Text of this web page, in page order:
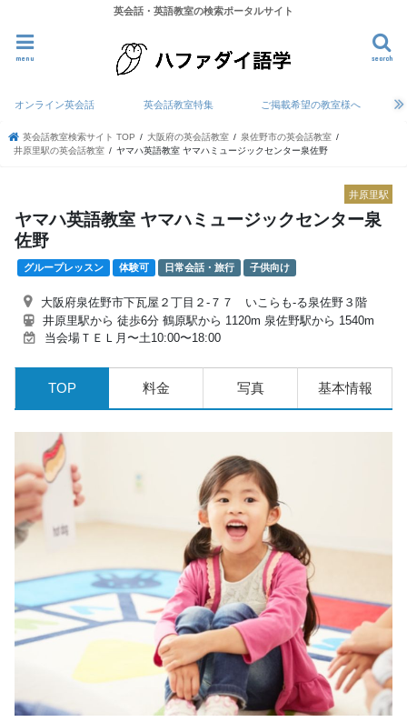
英会話・英語教室の検索ポータルサイト
search
menu
オンライン英会話 英会話教室特集 ご掲載希望の教室様へ
英会話教室検索サイト TOP 大阪府の英会話教室
泉佐野市の英会話教室
井原里駅の英会話教室
ヤマハ英語教室 ヤマハミュージックセンター泉佐野
井原里駅
ヤマハ英語教室 ヤマハミュージックセンター泉
佐野
グループレッスン 体験可 日常会話・旅行 子供向け
大阪府泉佐野市下瓦屋２丁目２-７７ いこらも-る泉佐野３階
井原里駅から 徒歩6分 鶴原駅から 1120m 泉佐野駅から 1540m
当会場ＴＥＬ月〜土10:00〜18:00
TOP 料金 写真 基本情報